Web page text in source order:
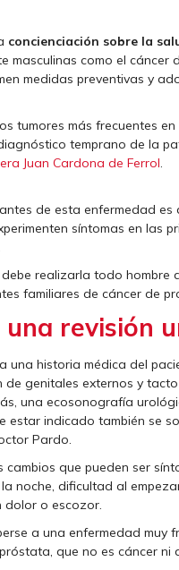
concienciación sobre la
masculinas como el
medidas preventivas y
tumores más frecuentes
temprano de la
Juan Cardona de Ferrol.
de esta enfermedad
síntomas en las
realizarla todo hombre
familiares de cáncer de
una revisión
una historia médica del
de genitales externos y
una ecosonografía
estar indicado también se
Pardo.
que pueden ser
noche, dificultad al
dolor o escozor.
a una enfermedad muy
que no es cáncer ni